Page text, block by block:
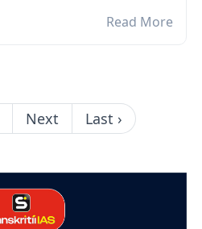
Read More
Next Last ›